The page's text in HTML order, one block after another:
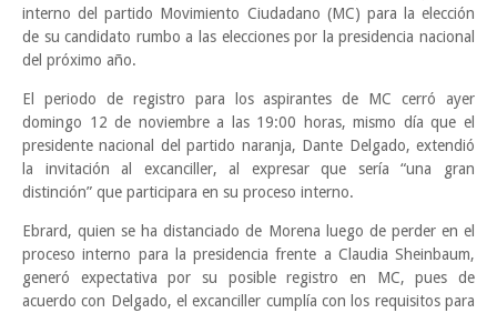
interno del partido Movimiento Ciudadano (MC) para la elección
de su candidato rumbo a las elecciones por la presidencia nacional
del próximo año.
El periodo de registro para los aspirantes de MC cerró ayer
domingo 12 de noviembre a las 19:00 horas, mismo día que el
presidente nacional del partido naranja, Dante Delgado, extendió
la invitación al excanciller, al expresar que sería “una gran
distinción” que participara en su proceso interno.
Ebrard, quien se ha distanciado de Morena luego de perder en el
proceso interno para la presidencia frente a Claudia Sheinbaum,
generó expectativa por su posible registro en MC, pues de
acuerdo con Delgado, el excanciller cumplía con los requisitos para